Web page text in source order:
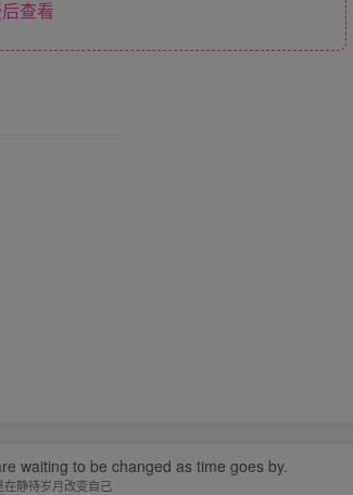
查看
waiting to be changed as time goes by.
静待岁月改变自己